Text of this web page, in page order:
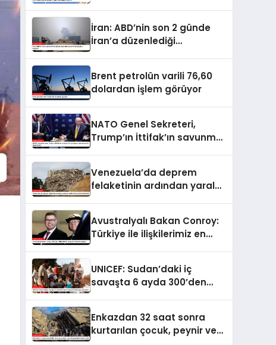
İran: ABD’nin son 2 günde
İran’a düzenlediği
Brent petrolün varili 76,60
dolardan işlem görüyor
NATO Genel Sekreteri,
Trump’ın İttifak’ın savunma
Venezuela’da deprem
felaketinin ardından yaralar
Avustralyalı Bakan Conroy:
Türkiye ile ilişkilerimiz en
UNICEF: Sudan’daki iç
savaşta 6 ayda 300’den
Enkazdan 32 saat sonra
kurtarılan çocuk, peynir ve